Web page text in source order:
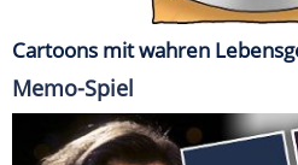
Cartoons mit wahren
Memo-Spiel